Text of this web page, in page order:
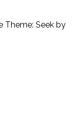
Theme: Seek by